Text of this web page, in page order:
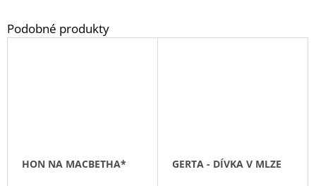
HON NA MACBETHA* GERTA - DÍVKA V MLZE